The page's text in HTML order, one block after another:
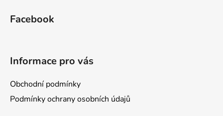
Facebook
Informace pro vás
Obchodní podmínky
Podmínky ochrany osobních údajů